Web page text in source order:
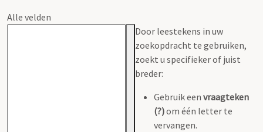
Alle velden
Door leestekens in uw
zoekopdracht te gebruiken,
zoekt u specifieker of juist
breder:
Gebruik een vraagteken
(?)om één letter te
vervangen.